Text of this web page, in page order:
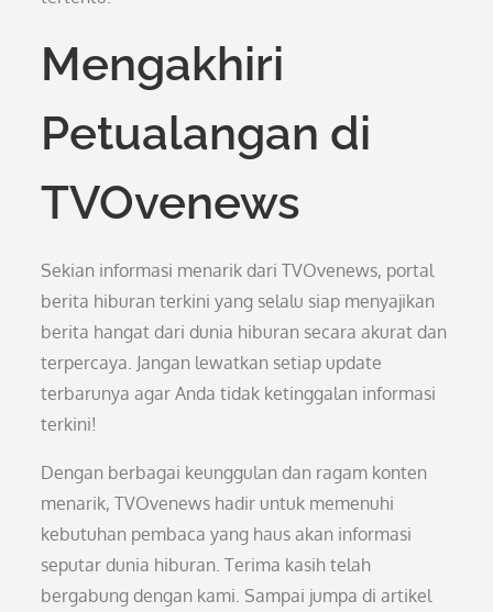
Mengakhiri
Petualangan di
TVOvenews
Sekian informasi menarik dari TVOvenews, portal
berita hiburan terkini yang selalu siap menyajikan
berita hangat dari dunia hiburan secara akurat dan
terpercaya. Jangan lewatkan setiap update
terbarunya agar Anda tidak ketinggalan informasi
terkini!
Dengan berbagai keunggulan dan ragam konten
menarik, TVOvenews hadir untuk memenuhi
kebutuhan pembaca yang haus akan informasi
seputar dunia hiburan. Terima kasih telah
bergabung dengan kami. Sampai jumpa di artikel